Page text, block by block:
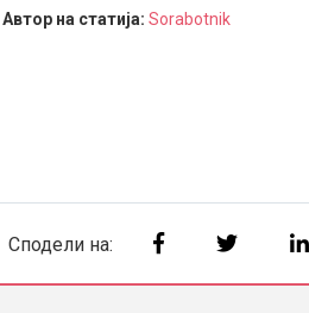
Автор на статија: Sorabotnik
Сподели на: